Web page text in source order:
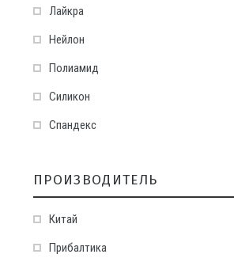
Лайкра
Нейлон
Полиамид
Силикон
Спандекс
ПРОИЗВОДИТЕЛЬ
Китай
Прибалтика